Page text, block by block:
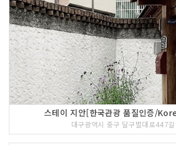
스테이 지안[한국관광 품질인증/
대구광역시 중구 달구벌대로447